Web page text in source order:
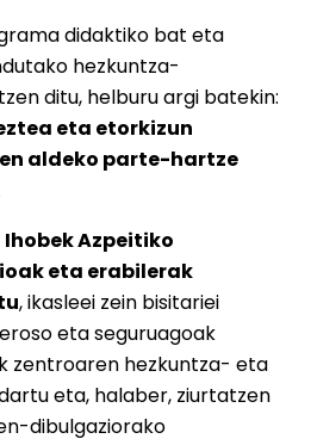
didaktiko bat eta
hezkuntza-
ditu, helburu argi batekin:
eta etorkizun
aldeko parte-hartze
Ihobek Azpeitiko
eta erabilerak
, ikasleei zein bisitariei
eta seguruagoak
zentroaren hezkuntza- eta
eta, halaber, ziurtatzen
dibulgaziorako